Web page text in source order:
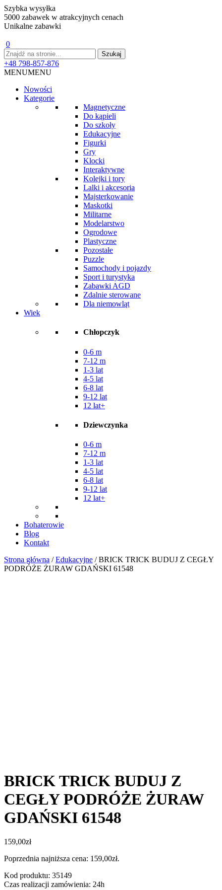
Szybka wysyłka
5000 zabawek w atrakcyjnych cenach
Unikalne zabawki
0
+48 798-857-876
MENUMENU
Nowości
Kategorie
Magnetyczne
Do kąpieli
Do szkoły
Edukacyjne
Figurki
Gry
Klocki
Interaktywne
Kolejki i tory
Lalki i akcesoria
Majsterkowanie
Maskotki
Militarne
Modelarstwo
Ogrodowe
Plastyczne
Pozostałe
Puzzle
Samochody i pojazdy
Sport i turystyka
Zabawki AGD
Zdalnie sterowane
Dla niemowląt
Wiek
Chłopczyk
0-6 m
7-12 m
1-3 lat
4-5 lat
6-8 lat
9-12 lat
12 lat+
Dziewczynka
0-6 m
7-12 m
1-3 lat
4-5 lat
6-8 lat
9-12 lat
12 lat+
Bohaterowie
Blog
Kontakt
Strona główna /Edukacyjne / BRICK TRICK BUDUJ Z CEGŁY
PODRÓŻE ŻURAW GDAŃSKI 61548
BRICK TRICK BUDUJ Z
CEGŁY PODRÓŻE ŻURAW
GDAŃSKI 61548
159,00zł
Poprzednia najniższa cena: 159,00zł.
Kod produktu: 35149
Czas realizacji zamówienia: 24h